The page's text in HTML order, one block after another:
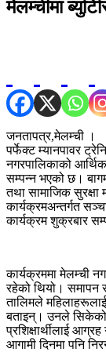
मेलम्चीमा
जनतापत्र,मेलम्ची ।
पर्फेक्ट म्यानपावर
नगरपालिकाको
सम्पन्न भएको छ।
तथा सामाजिक सुरक्षा
कार्यक्रमअन्तर्गत
कार्यक्रम शुक्रबार
कार्यक्रममा मेलम्ची
रहेको थियो। समापन
तालिमले
बताइन्। उनले सिकेको
प्रशिक्षार्थीलाई
आगामी दिनमा पनि